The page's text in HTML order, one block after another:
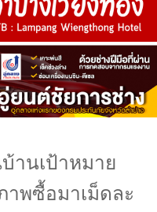
านเป้าหมาย
าพซื้อมาเม็ดละ